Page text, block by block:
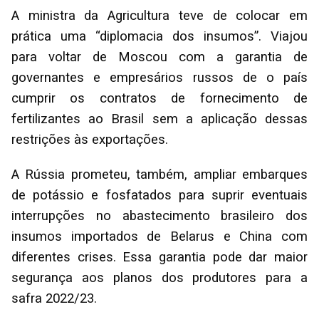
A ministra da Agricultura teve de colocar em
prática uma “diplomacia dos insumos”. Viajou
para voltar de Moscou com a garantia de
governantes e empresários russos de o país
cumprir os contratos de fornecimento de
fertilizantes ao Brasil sem a aplicação dessas
restrições às exportações.
A Rússia prometeu, também, ampliar embarques
de potássio e fosfatados para suprir eventuais
interrupções no abastecimento brasileiro dos
insumos importados de Belarus e China com
diferentes crises. Essa garantia pode dar maior
segurança aos planos dos produtores para a
safra 2022/23.